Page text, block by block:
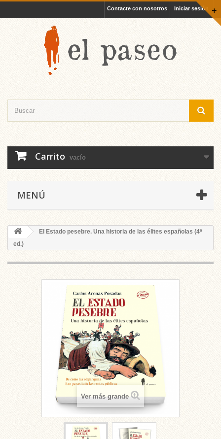
+
Iniciar sesión
Contacte con nosotros
Carrito vacío
MENÚ
El Estado pesebre. Una historia de las élites españolas (4ª
ed.)
Ver más grande